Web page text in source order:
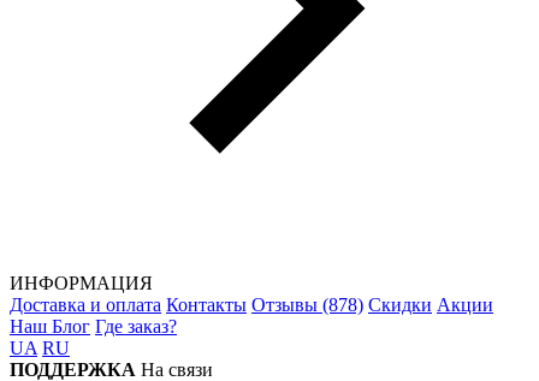
ИНФОРМАЦИЯ
Доставка и оплата Контакты Отзывы (878) Скидки Акции
Наш Блог Где заказ?
UA RU
ПОДДЕРЖКА На связи